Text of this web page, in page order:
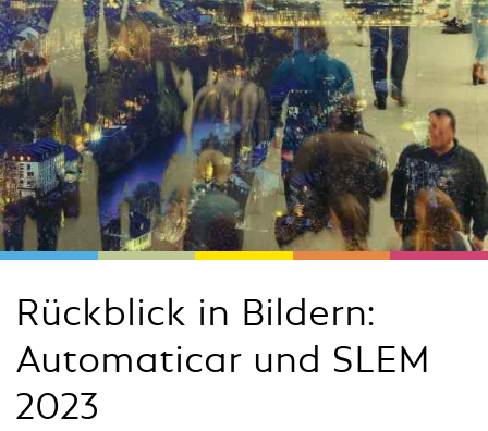
FRANZÖSISCH
Rückblick in Bildern:
Automaticar und SLEM
2023